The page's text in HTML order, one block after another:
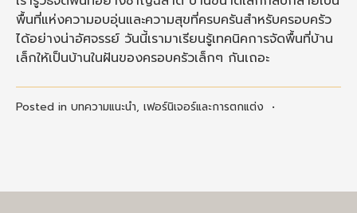
พื้นที่แห่งความอบอุ่นและความสุขที่ครบครันสำหรับครอบครัว
ได้อย่างน่าอัศจรรย์ วันนี้เรามาเรียนรู้เทคนิคการจัดพื้นที่บ้าน
เล็กให้เป็นบ้านในฝันของครอบครัวเล็กๆ กันเถอะ
Posted in บทความแนะนำ, เฟอร์นิเจอร์และการตกแต่ง •